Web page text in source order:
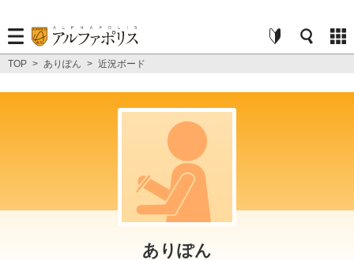
TOP > ありぽん > 近況ボード
ありぽん